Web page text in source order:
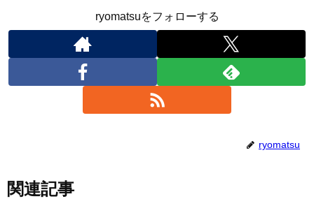
ryomatsuをフォローする
ryomatsu
関連記事